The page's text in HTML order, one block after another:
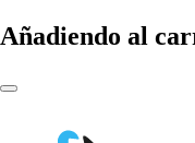
Añadiendo al